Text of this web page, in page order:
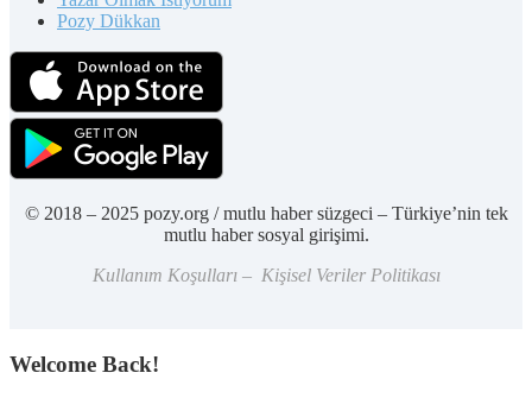
Pozy Dükkan
© 2018 – 2025 pozy.org / mutlu haber süzgeci – Türkiye’nin tek
mutlu haber sosyal girişimi.
Kullanım Koşulları – Kişisel Veriler Politikası
Welcome Back!